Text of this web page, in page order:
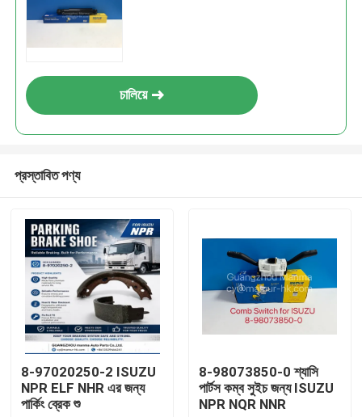
চালিয়ে
প্রস্তাবিত পণ্য
8-97020250-2 ISUZU
NPR ELF NHR এর জন্য
পার্কিং ব্রেক শু
8-98073850-0 শ্যাসি
পার্টস কম্ব সুইচ জন্য ISUZU
NPR NQR NNR